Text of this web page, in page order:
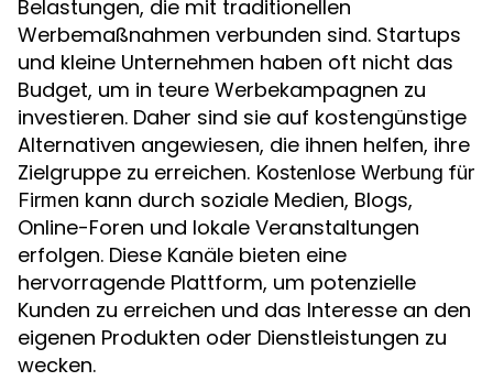
Belastungen, die mit traditionellen
Werbemaßnahmen verbunden sind. Startups
und kleine Unternehmen haben oft nicht das
Budget, um in teure Werbekampagnen zu
investieren. Daher sind sie auf kostengünstige
Alternativen angewiesen, die ihnen helfen, ihre
Zielgruppe zu erreichen. Kostenlose Werbung für
Firmen kann durch soziale Medien, Blogs,
Online-Foren und lokale Veranstaltungen
erfolgen. Diese Kanäle bieten eine
hervorragende Plattform, um potenzielle
Kunden zu erreichen und das Interesse an den
eigenen Produkten oder Dienstleistungen zu
wecken.